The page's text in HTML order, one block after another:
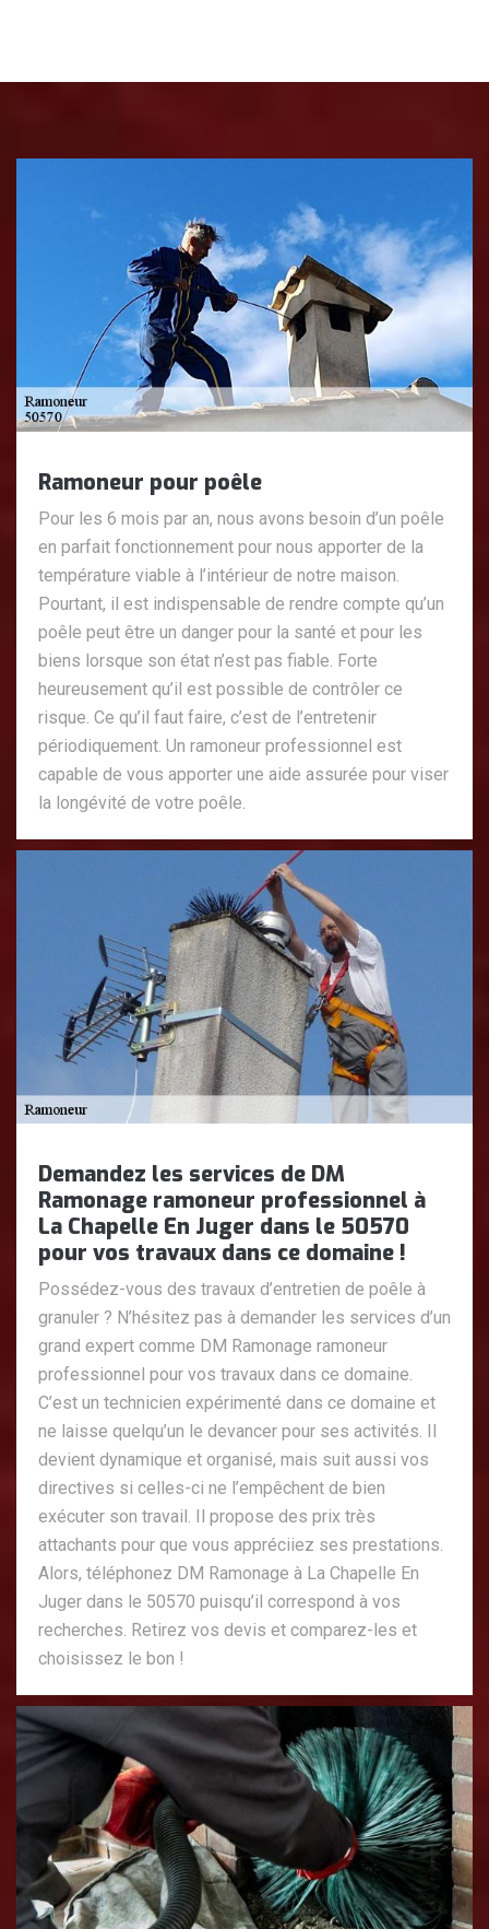
Ramoneur pour poêle
Pour les 6 mois par an, nous avons besoin d’un poêle
en parfait fonctionnement pour nous apporter de la
température viable à l’intérieur de notre maison.
Pourtant, il est indispensable de rendre compte qu’un
poêle peut être un danger pour la santé et pour les
biens lorsque son état n’est pas fiable. Forte
heureusement qu’il est possible de contrôler ce
risque. Ce qu’il faut faire, c’est de l’entretenir
périodiquement. Un ramoneur professionnel est
capable de vous apporter une aide assurée pour viser
la longévité de votre poêle.
Demandez les services de DM
Ramonage ramoneur professionnel à
La Chapelle En Juger dans le 50570
pour vos travaux dans ce domaine !
Possédez-vous des travaux d’entretien de poêle à
granuler ? N’hésitez pas à demander les services d’un
grand expert comme DM Ramonage ramoneur
professionnel pour vos travaux dans ce domaine.
C’est un technicien expérimenté dans ce domaine et
ne laisse quelqu’un le devancer pour ses activités. Il
devient dynamique et organisé, mais suit aussi vos
directives si celles-ci ne l’empêchent de bien
exécuter son travail. Il propose des prix très
attachants pour que vous appréciiez ses prestations.
Alors, téléphonez DM Ramonage à La Chapelle En
Juger dans le 50570 puisqu’il correspond à vos
recherches. Retirez vos devis et comparez-les et
choisissez le bon !